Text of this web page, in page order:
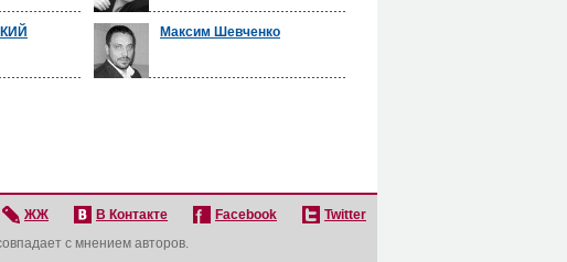
Максим Шевченко
ЖЖ В Контакте Facebook
Twitter
с мнением авторов.